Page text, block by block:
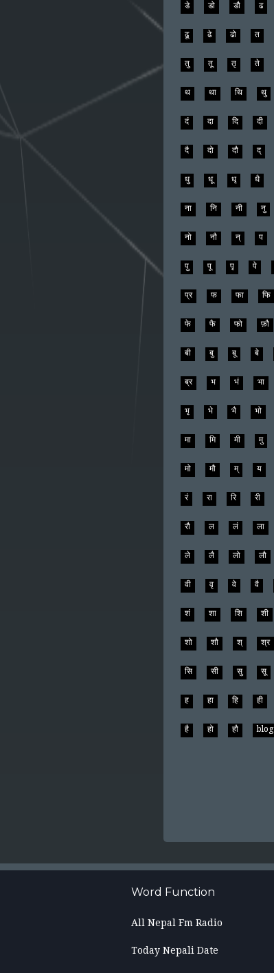
डे डो डौ ढ
ढू ढे ढो त
तु तू तृ ते
थ था थि थु
दं दा दि दी
दै दो दौ द्
धु धू धृ धै
ना नि नी नु
नो नौ न् प
पु पू पृ पे
प्र फ फा फि
फे फै फो फ़ौ
बी बु बू बे
ब्र भ भं भा
भृ भे भै भो
मा मि मी मु
मो मौ म् य
रं रा रि री
रौ ल लं ला
ले लै लो लौ
वी वृ वे वै
शं शा शि शी
शो शौ श् श्र
सि सी सु सू
ह हा हि ही
है हो हौ blog
Word Function
All Nepal Fm Radio
Today Nepali Date